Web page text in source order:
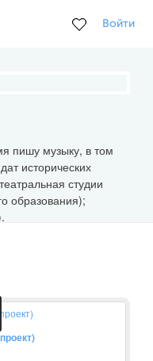
Войти
пишу музыку, в том
исторических
студии
образования);